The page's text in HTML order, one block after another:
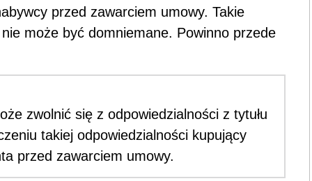
przed zawarciem umowy. Takie
może być domniemane. Powinno przede
zwolnić się z odpowiedzialności z tytułu
takiej odpowiedzialności kupujący
przed zawarciem umowy.